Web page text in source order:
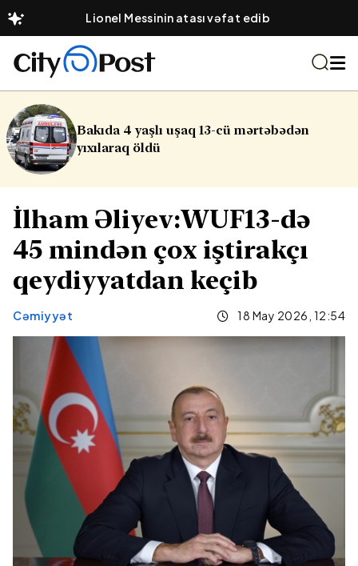
Lionel Messinin atası vəfat edib
13-cü mərtəbədən
Sabah
İlham Əliyev:WUF13-də
45 mindən çox iştirakçı
qeydiyyatdan keçib
Cəmiyyət 18 May 2026, 12:54